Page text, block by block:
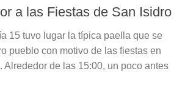
a las Fiestas de San Isidro
15 tuvo lugar la típica paella que se
pueblo con motivo de las fiestas en
Alrededor de las 15:00, un poco antes